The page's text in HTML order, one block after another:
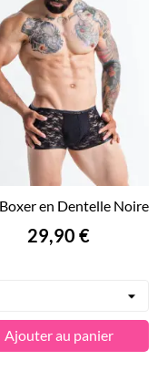
en Dentelle Noire
Prix
29,90 €
Ajouter au panier